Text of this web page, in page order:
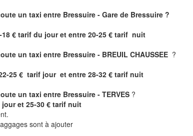
un taxi entre Bressuire - Gare de Bressuire ?
18 € tarif du jour et entre 20-25 € tarif nuit
un taxi entre Bressuire - BREUIL CHAUSSEE ?
25 € tarif jour et entre 28-32 € tarif nuit
un taxi entre Bressuire - TERVES ?
jour et 25-30 € tarif nuit
sont à ajouter